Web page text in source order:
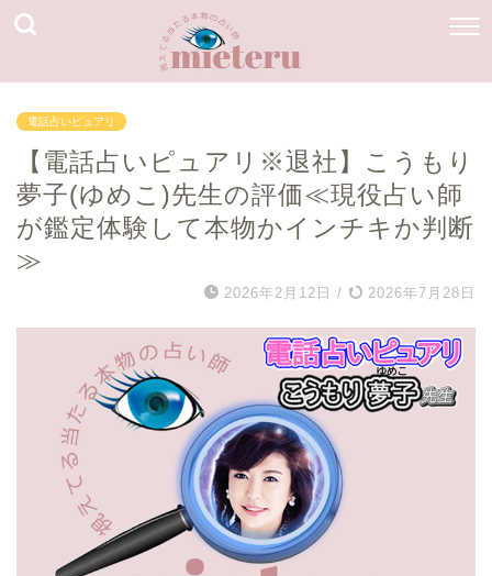
電話占いピュアリ
【電話占いピュアリ※退社】こうもり
夢子(ゆめこ)先生の評価≪現役占い師
が鑑定体験して本物かインチキか判断
≫
2026年2月12日 / 2026年7月28日